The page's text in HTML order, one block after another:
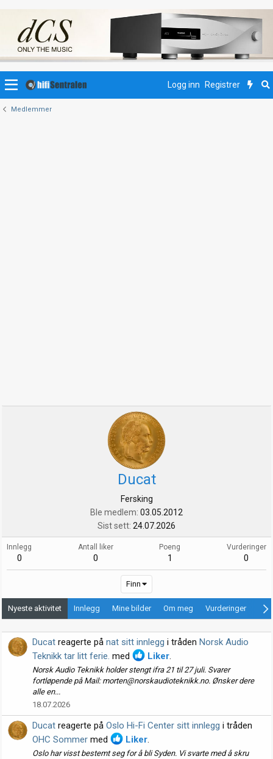
Logg inn Registrer
Medlemmer
Ducat
Fersking
Ble medlem 03.05.2012
Sist sett 24.07.2026
Innlegg
0
Antall liker
0
Poeng
1
Vurderinger
0
Finn
Nyeste aktivitet Innlegg Mine bilder Om meg Vurderinger
Ducat reagerte på nat sitt innlegg i tråden Norsk Audio
Teknikk tar litt ferie. med Liker.
Norsk Audio Teknikk holder stengt ifra 21 til 27 juli. Svarer
fortløpende på Mail: morten@norskaudioteknikk.no. Ønsker dere
alle en...
18.07.2026
Ducat reagerte på Oslo Hi-Fi Center sitt innlegg i tråden
OHC Sommer med Liker.
Oslo har visst bestemt seg for å bli Syden. Vi svarte med å skru